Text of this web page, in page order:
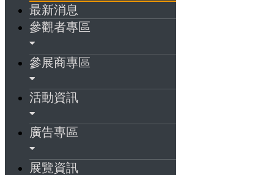
最新消息
參觀者專區
參展商專區
活動資訊
廣告專區
展覽資訊